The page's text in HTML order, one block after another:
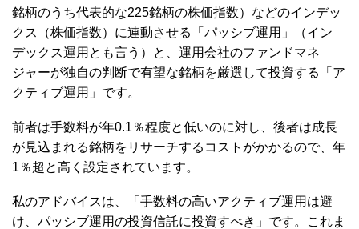
銘柄のうち代表的な225銘柄の株価指数）などのインデッ
クス（株価指数）に連動させる「パッシブ運用」（イン
デックス運用とも言う）と、運用会社のファンドマネ
ジャーが独自の判断で有望な銘柄を厳選して投資する「ア
クティブ運用」です。
前者は手数料が年0.1％程度と低いのに対し、後者は成長
が見込まれる銘柄をリサーチするコストがかかるので、年
1％超と高く設定されています。
私のアドバイスは、「手数料の高いアクティブ運用は避
け、パッシブ運用の投資信託に投資すべき」です。これま